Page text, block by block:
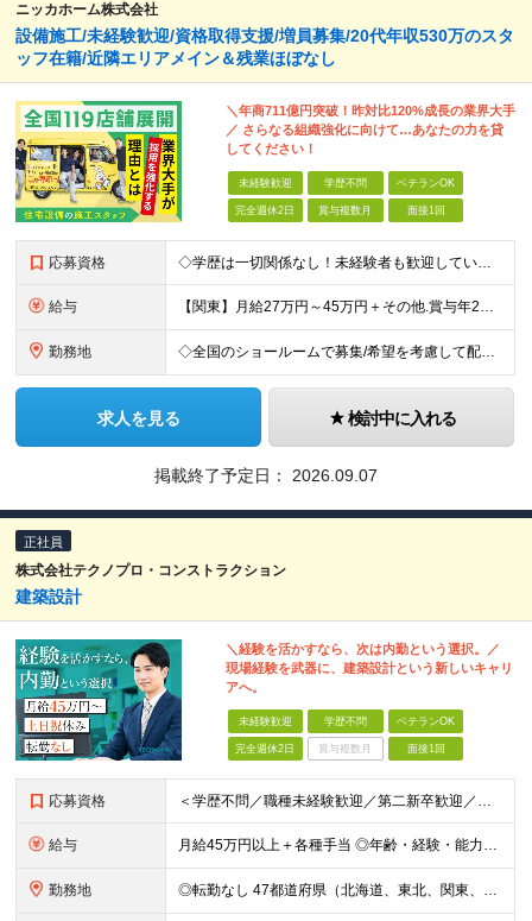
ニッカホーム株式会社
設備施工/未経験歓迎/資格取得支援/増員募集/20代年収530万のスタ
ッフ在籍/近隣エリアメイン＆残業ほぼなし
＼年商711億円突破！昨対比120%成長の業界大手
／ さらなる組織強化に向けて…あなたの力を貸
してください！
未経験歓迎 学歴不問 ベテランOK
完全週休2日 賞与複数月 面接1回
応募資格 ◇学歴は一切関係なし！未経験者も歓迎しています ◇30歳以下の方/普通自動車免許（AT限定可） ＼必須条件／ ・30歳以下の方（長期勤続によるキャリア形成のため） ・要普通免許（AT限定可） ＼募
給与 【関東】月給27万円～45万円＋その他.賞与年2回 【その他の地域】月給25万円～45万円＋その他.賞与年2回 ◆資格・能力等に応じて、それ以上の額からのスタートもあり！ 普免以外の資格やスキルがあ
勤務地 ◇全国のショールームで募集/希望を考慮して配属 ◇北海道/東北/関東/中部/近畿/中国・四国/九州 募集エリア ￣￣￣￣￣￣￣￣￣￣￣￣￣￣ ▽北海道エリア 北海道 ▽東北エリア 宮城県、福島県
求人を見る 検討中に入れる
掲載終了予定日： 2026.09.07
正社員
株式会社テクノプロ・コンストラクション
建築設計
＼経験を活かすなら、次は内勤という選択。／
現場経験を武器に、建築設計という新しいキャリ
アへ。
未経験歓迎 学歴不問 ベテランOK
完全週休2日 賞与複数月 面接1回
応募資格 ＜学歴不問／職種未経験歓迎／第二新卒歓迎／ブランクOK＞ ■建設業界での実務経験をお持ちの方 └年数・分野・職種はいっさい不問！ ◆設計職が初めての方も歓迎！ ◆施工管理など、現場経験を活かしてキ
給与 月給45万円以上＋各種手当 ◎年齢・経験・能力・適性を考慮して、支給額を決定します。 ◎残業代は1分単位で100％支給。頑張った分はきちんと収入に還元します！ ＼充実の各種手当／ ■交通費全額支給
勤務地 ◎転勤なし 47都道府県（北海道、東北、関東、北陸・甲信越、関西、東海、中国、四国、九州、沖縄）の各プロジェクト先 ◇本人の希望を伴わない転居はなく、転勤もありません。 ◇勤務地はご希望を最大限考